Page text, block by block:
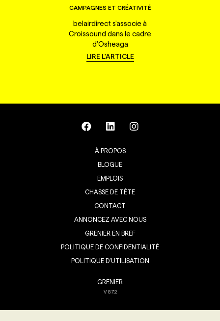
CAMPAGNES ET CRÉATIVITÉ
belairdirect s'associe à
Croissound dans le cadre
d'Osheaga
LIRE L'ARTICLE
À PROPOS
BLOGUE
EMPLOIS
CHASSE DE TÊTE
CONTACT
ANNONCEZ AVEC NOUS
GRENIER EN BREF
POLITIQUE DE CONFIDENTIALITÉ
POLITIQUE D’UTILISATION
GRENIER
V8.7.2